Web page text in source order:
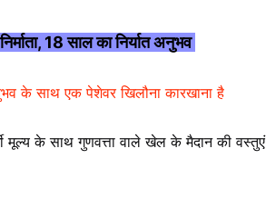
18 साल का निर्यात अनुभव
के साथ एक पेशेवर खिलौना कारखाना है
मूल्य के साथ गुणवत्ता वाले खेल के मैदान की वस्तुएं